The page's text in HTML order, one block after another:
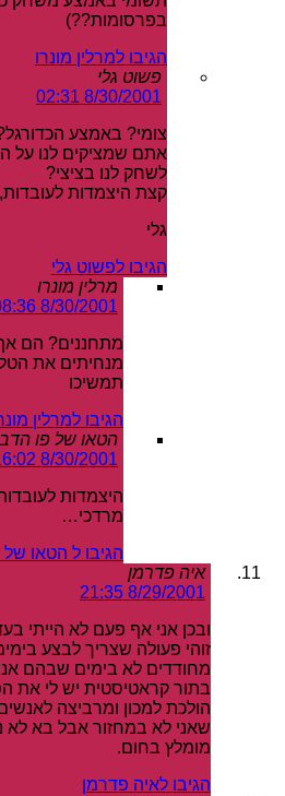
בפרסומות??)
הגיבו למרלין מונרו
פשוט גלי
8/30/2001 02:31
צומי? באמצע
אתם שמציקים לנו על
לשחק לנו בציצי?
קצת היצמדות
גלי
הגיבו לפשוט גלי
מרלין מונרו
8/30/2001 08:36
מתחננים? הם
מנחיתים את
תמשיכו
הגיבו למרלין
הטאו של פו הדב
8/30/2001 16:02
היצמדות
מרדכי…
הגיבו ל הטאו
איה פדרמן
8/29/2001 21:35
ובכן אני אף פעם לא הייתי
זוהי פעולה שצריך לבצע
מחודדים לא בימים שבהם
בתור קראטיסטית יש לי את
הולכת למכון ומרביצה
שאני לא במחזור אבל בא לא
מומלץ בחום.
הגיבו לאיה פדרמן